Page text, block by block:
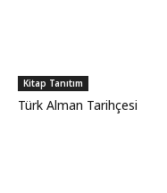
Kitap Tanıtım
Türk Alman Tarihçesi